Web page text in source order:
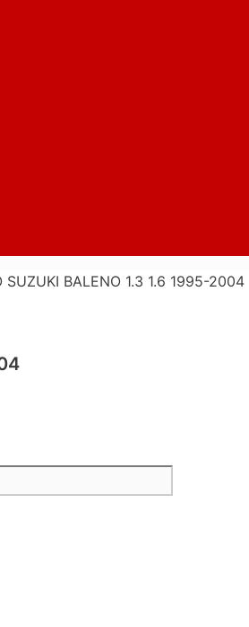
SUZUKI BALENO 1.3 1.6 1995-2004